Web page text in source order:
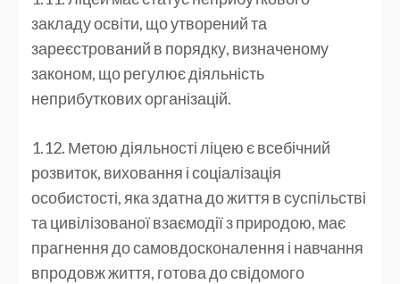
закладу освіти, що утворений та
зареєстрований в порядку, визначеному
законом, що регулює діяльність
неприбуткових організацій.
1.12. Метою діяльності ліцею є всебічний
розвиток, виховання і соціалізація
особистості, яка здатна до життя в суспільстві
та цивілізованої взаємодії з природою, має
прагнення до самовдосконалення і навчання
впродовж життя, готова до свідомого